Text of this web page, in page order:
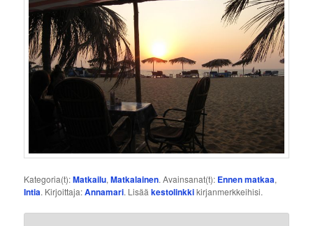
Kategoria(t):Matkailu,Matkalainen. Avainsanat(t): Ennen matkaa,
Intia. Kirjoittaja:Annamari. Lisääkestolinkkikirjanmerkkeihisi.